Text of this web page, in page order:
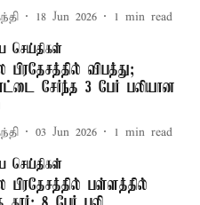
18 Jun 2026 1 min read
செய்திகள்
பிரதேசத்தில் விபத்து;
சேர்ந்த 3 பேர் பலியான
03 Jun 2026 1 min read
செய்திகள்
பிரதேசத்தில் பள்ளத்தில்